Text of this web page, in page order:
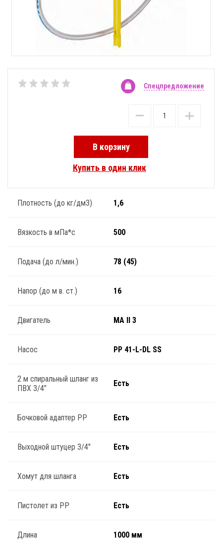
Спецпредложение
В корзину
Купить в один клик
Плотность (до кг/дм3) 1,6
Вязкость в мПа*с 500
Подача (до л/мин.) 78 (45)
Напор (до м в. ст.) 16
Двигатель MA II 3
Насос PP 41-L-DL SS
2 м спиральный шланг из
ПВХ 3/4”
Есть
Бочковой адаптер PP Есть
Выходной штуцер 3/4" Есть
Хомут для шланга Есть
Пистолет из PP Есть
Длина 1000 мм